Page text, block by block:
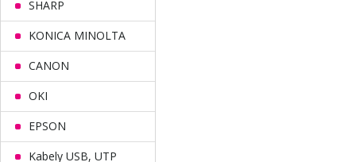
SHARP
KONICA MINOLTA
CANON
OKI
EPSON
Kabely USB, UTP